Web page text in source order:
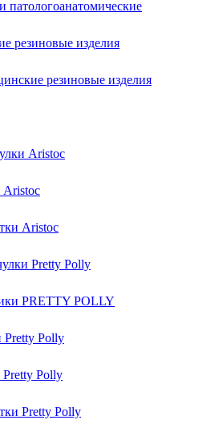
резиновые изделия
резиновые изделия
Aristoc
Aristoc
Aristoc
Pretty Polly
PRETTY POLLY
Pretty Polly
Polly
Pretty Polly